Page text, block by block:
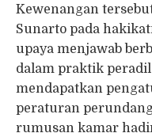
Kewenangan
Sunarto pada
upaya menjawab
dalam praktik
mendapatkan
peraturan
rumusan kamar